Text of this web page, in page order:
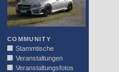
COMMUNITY
Stammtische
Veranstaltungen
Veranstaltungsfotos